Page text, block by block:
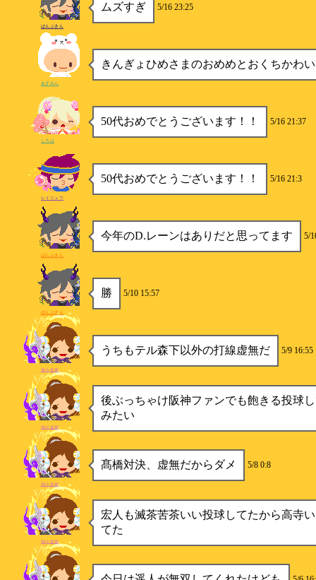
ムズすぎ 5/16 23:25
ぱんぷきん
きんぎょひめさまのおめめとおくちかわ
あずみん
50代おめでとうございます！！ 5/16 21:37
しろは
50代おめでとうございます！！ 5/16 21:3
レイリュウ
今年のD.レーンはありだと思ってます 5/
ぱんぷきん
勝 5/10 15:57
ぱんぷきん
うちもテル森下以外の打線虚無だ 5/9 16:55
弱小提督
後ぶっちゃけ阪神ファンでも飽きる投球
みたい
弱小提督
髙橋対決、虚無だからダメ 5/8 0:8
弱小提督
宏人も滅茶苦茶いい投球してたから高寺
てた
弱小提督